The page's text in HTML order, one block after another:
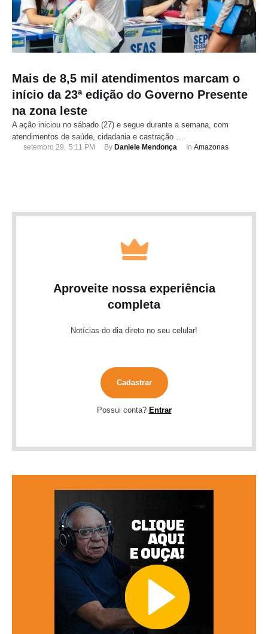
Mais de 8,5 mil atendimentos marcam o
início da 23ª edição do Governo Presente
na zona leste
A ação iniciou no sábado (27) e segue durante a semana, com
atendimentos de saúde, cidadania e castração …
setembro 29, 5:11 PM By Daniele Mendonça In Amazonas
Aproveite nossa experiência
completa
Notícias do dia direto no seu celular!
Cadastrar
Possui conta? Entrar